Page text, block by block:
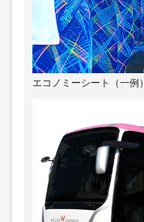
エコノミーシート（一例）